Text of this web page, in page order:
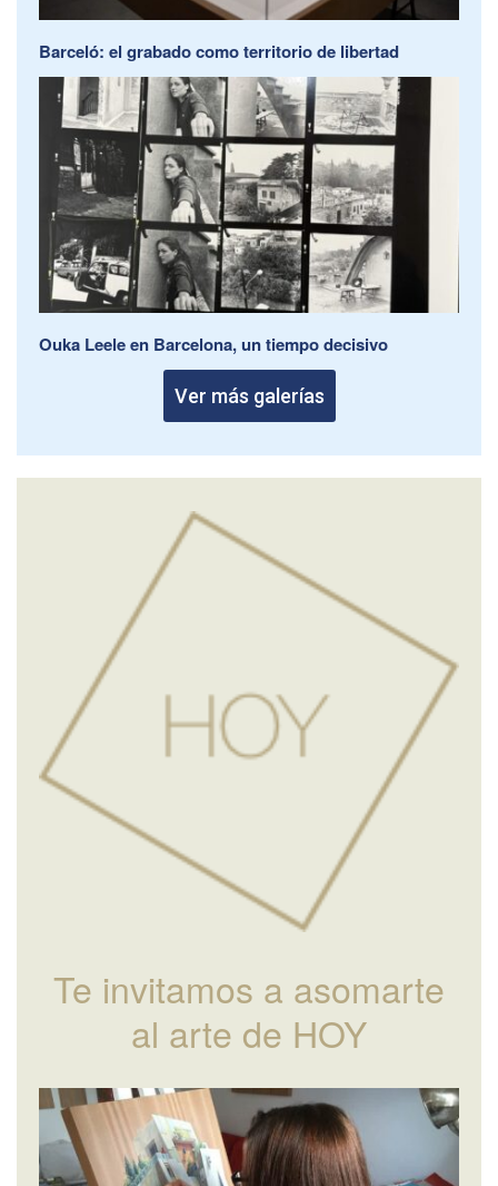
Barceló: el grabado como territorio de libertad
Ouka Leele en Barcelona, un tiempo decisivo
Ver más galerías
Te invitamos a asomarte
al arte de HOY